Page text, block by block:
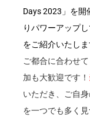
Days2023」を開
りパワーアップ
をご紹介いたしま
ご都合に合わせて
加も大歓迎です！
いただき、ご自
を一つでも多く